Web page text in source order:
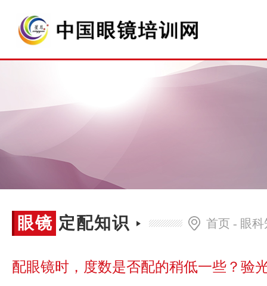
眼镜
知识
眼镜定配知识 首页 - 眼
配眼镜时，度数是否配的稍低一些？验